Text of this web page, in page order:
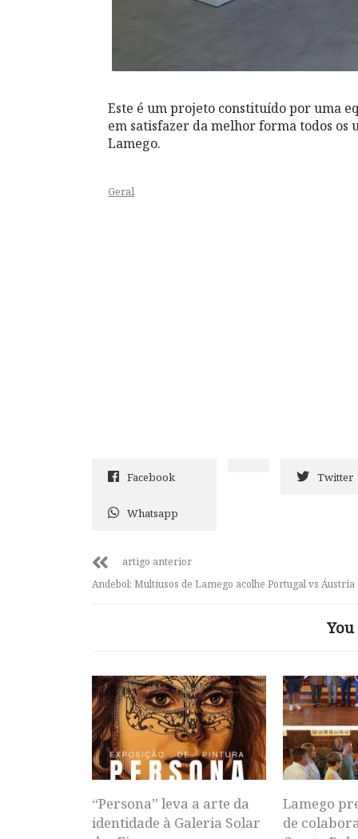
Este é um projeto constituído por uma
em satisfazer da melhor forma todos os
Lamego.
Geral
Facebook Twitter
Whatsapp
artigo anterior
Andebol: Multiusos de Lamego acolhe Portugal vs Áustria
“Persona” leva a arte da
identidade à Galeria Solar
Lamego
de